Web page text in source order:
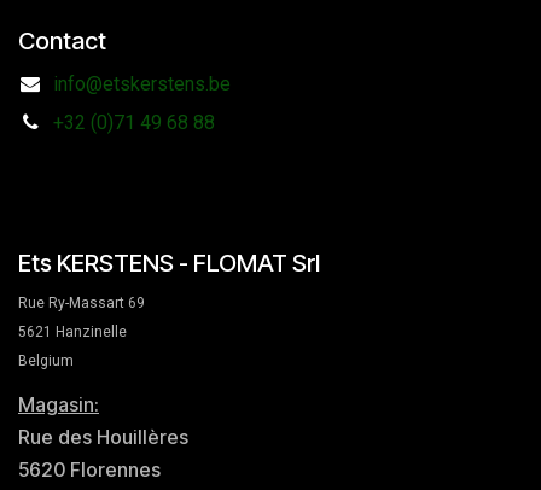
Contact
info@etskerstens.be
+32 (0)71 49 68 88
Ets KERSTENS - FLOMAT Srl
Rue Ry-Massart 69
5621 Hanzinelle
Belgium
Magasin:
Rue des Houillères
5620 Florennes